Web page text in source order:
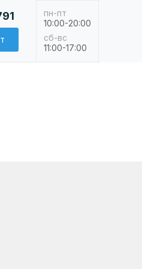
пн-пт
сб-вс
10:00-20:00
11:00-17:00